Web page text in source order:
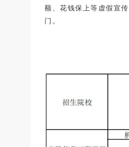
额、花钱保上等虚假宣
门。